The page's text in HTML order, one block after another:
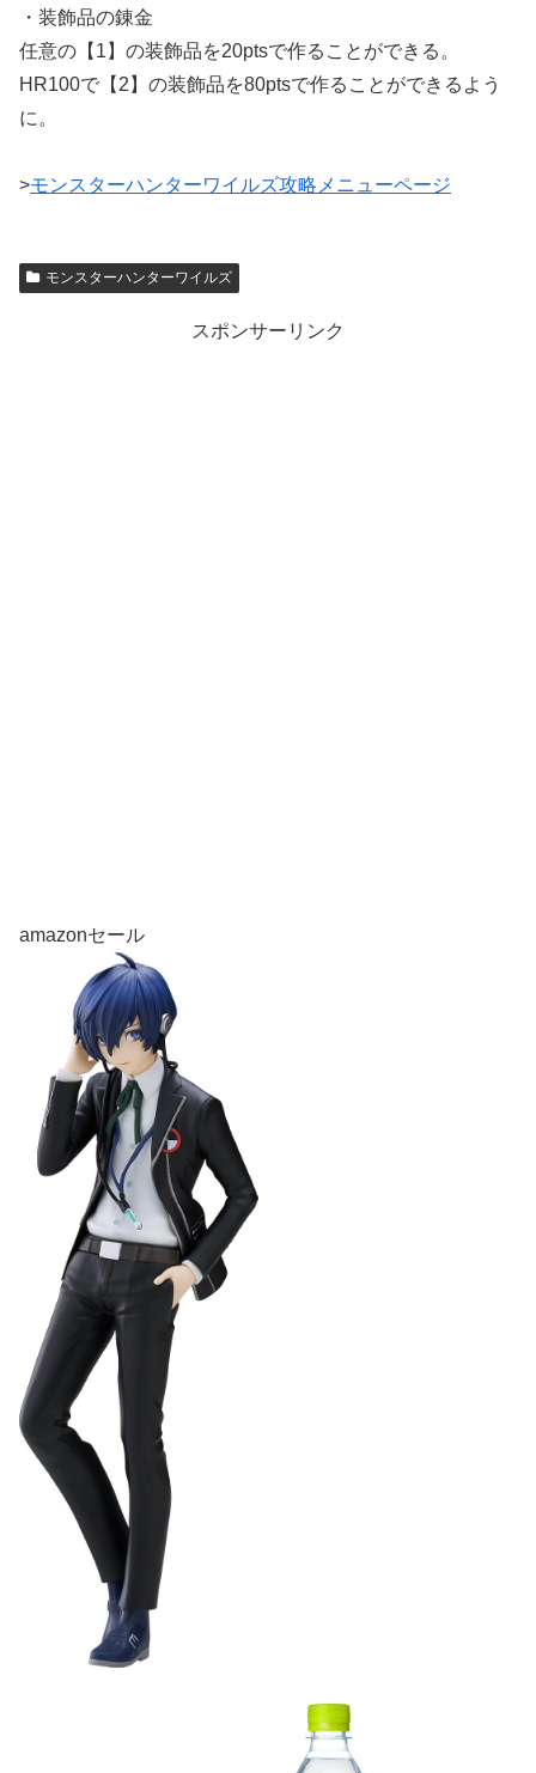
・装飾品の錬金
任意の【1】の装飾品を20ptsで作ることができる。
HR100で【2】の装飾品を80ptsで作ることができるよう
に。
>モンスターハンターワイルズ攻略メニューページ
モンスターハンターワイルズ
スポンサーリンク
amazonセール